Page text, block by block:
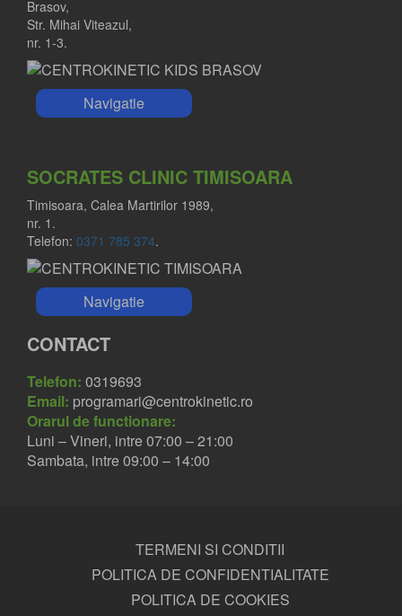
Brasov,
Str. Mihai Viteazul,
nr. 1-3.
Navigatie
SOCRATES CLINIC TIMISOARA
Timisoara, Calea Martirilor 1989,
nr. 1.
Telefon: 0371 785 374.
Navigatie
CONTACT
Telefon: 0319693
Email: programari@centrokinetic.ro
Orarul de functionare:
Luni – Vineri, intre 07:00 – 21:00
Sambata, intre 09:00 – 14:00
TERMENI SI CONDITII
POLITICA DE CONFIDENTIALITATE
POLITICA DE COOKIES